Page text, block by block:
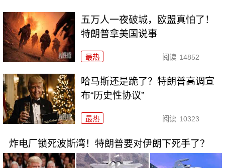
五万人一夜破城，欧盟真怕了！
特朗普拿美国说事
最热 阅读 14852
哈马斯还是跪了？特朗普高调宣
布“历史性协议”
最热 阅读 10323
炸电厂锁死波斯湾！特朗普要对伊朗下死手了？